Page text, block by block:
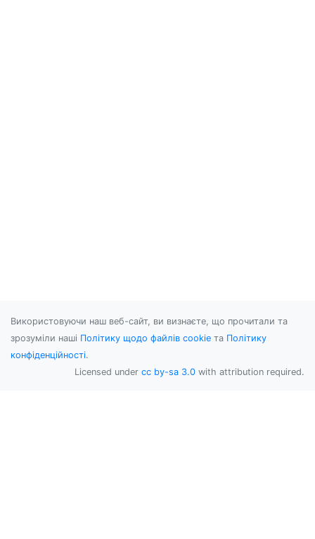
Використовуючи наш веб-сайт, ви визнаєте, що прочитали та
зрозуміли наші Політику щодо файлів cookie та Політику
конфіденційності.
Licensed under cc by-sa 3.0 with attribution required.